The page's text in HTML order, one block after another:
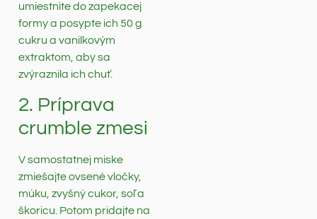
umiestnite do zapekacej
formy a posypte ich 50 g
cukru a vanilkovým
extraktom, aby sa
zvýraznila ich chuť.
2. Príprava
crumble zmesi
V samostatnej miske
zmiešajte ovsené vločky,
múku, zvyšný cukor, soľ a
škoricu. Potom pridajte na